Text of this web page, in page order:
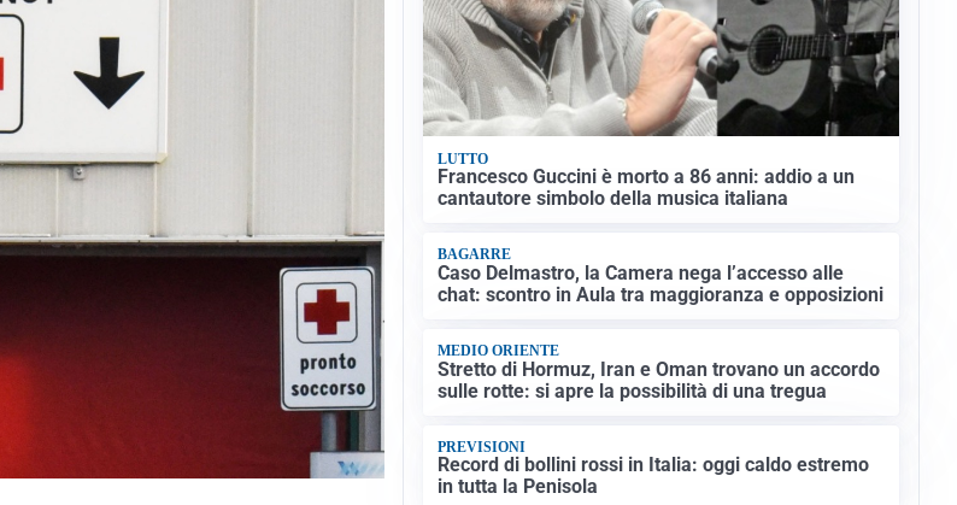
LUTTO
Francesco Guccini è morto a 86 anni: addio a un
cantautore simbolo della musica italiana
BAGARRE
Caso Delmastro, la Camera nega l’accesso alle
chat: scontro in Aula tra maggioranza e opposizioni
MEDIO ORIENTE
Stretto di Hormuz, Iran e Oman trovano un accordo
sulle rotte: si apre la possibilità di una tregua
PREVISIONI
Record di bollini rossi in Italia: oggi caldo estremo
in tutta la Penisola